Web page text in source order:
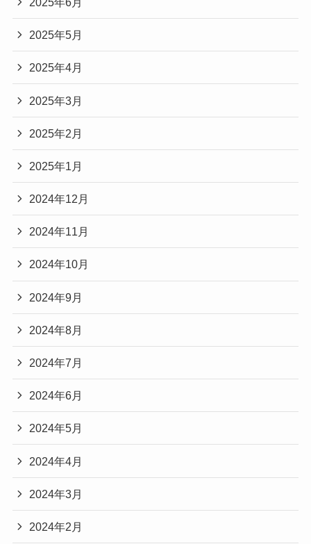
2025年5月
2025年4月
2025年3月
2025年2月
2025年1月
2024年12月
2024年11月
2024年10月
2024年9月
2024年8月
2024年7月
2024年6月
2024年5月
2024年4月
2024年3月
2024年2月